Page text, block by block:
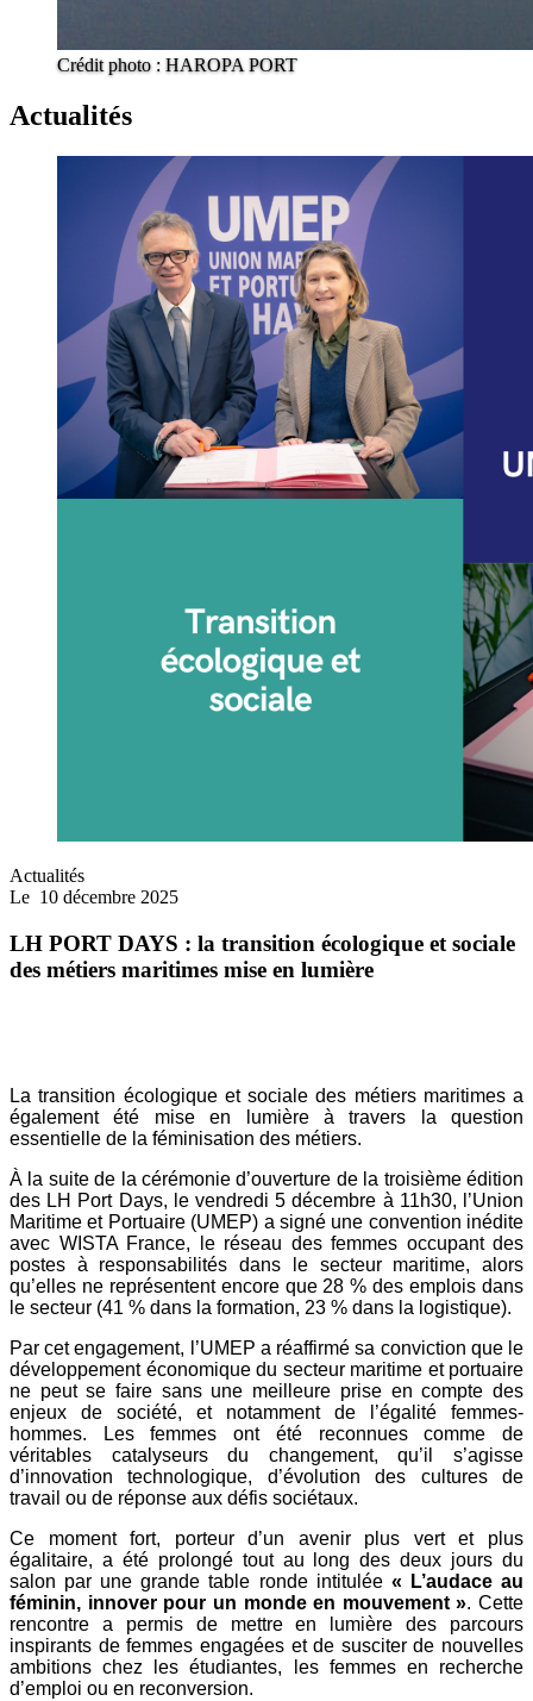
Crédit photo : HAROPA PORT
Actualités
Actualités
Le 10 décembre 2025
LH PORT DAYS : la transition écologique et sociale
des métiers maritimes mise en lumière
La transition écologique et sociale des métiers maritimes a
également été mise en lumière à travers la question
essentielle de la féminisation des métiers.
À la suite de la cérémonie d’ouverture de la troisième édition
des LH Port Days, le vendredi 5 décembre à 11h30, l’Union
Maritime et Portuaire (UMEP) a signé une convention inédite
avec WISTA France, le réseau des femmes occupant des
postes à responsabilités dans le secteur maritime, alors
qu’elles ne représentent encore que 28 % des emplois dans
le secteur (41 % dans la formation, 23 % dans la logistique).
Par cet engagement, l’UMEP a réaffirmé sa conviction que le
développement économique du secteur maritime et portuaire
ne peut se faire sans une meilleure prise en compte des
enjeux de société, et notamment de l’égalité femmes-
hommes. Les femmes ont été reconnues comme de
véritables catalyseurs du changement, qu’il s’agisse
d’innovation technologique, d’évolution des cultures de
travail ou de réponse aux défis sociétaux.
Ce moment fort, porteur d’un avenir plus vert et plus
égalitaire, a été prolongé tout au long des deux jours du
salon par une grande table ronde intitulée « L’audace au
féminin, innover pour un monde en mouvement ». Cette
rencontre a permis de mettre en lumière des parcours
inspirants de femmes engagées et de susciter de nouvelles
ambitions chez les étudiantes, les femmes en recherche
d’emploi ou en reconversion.